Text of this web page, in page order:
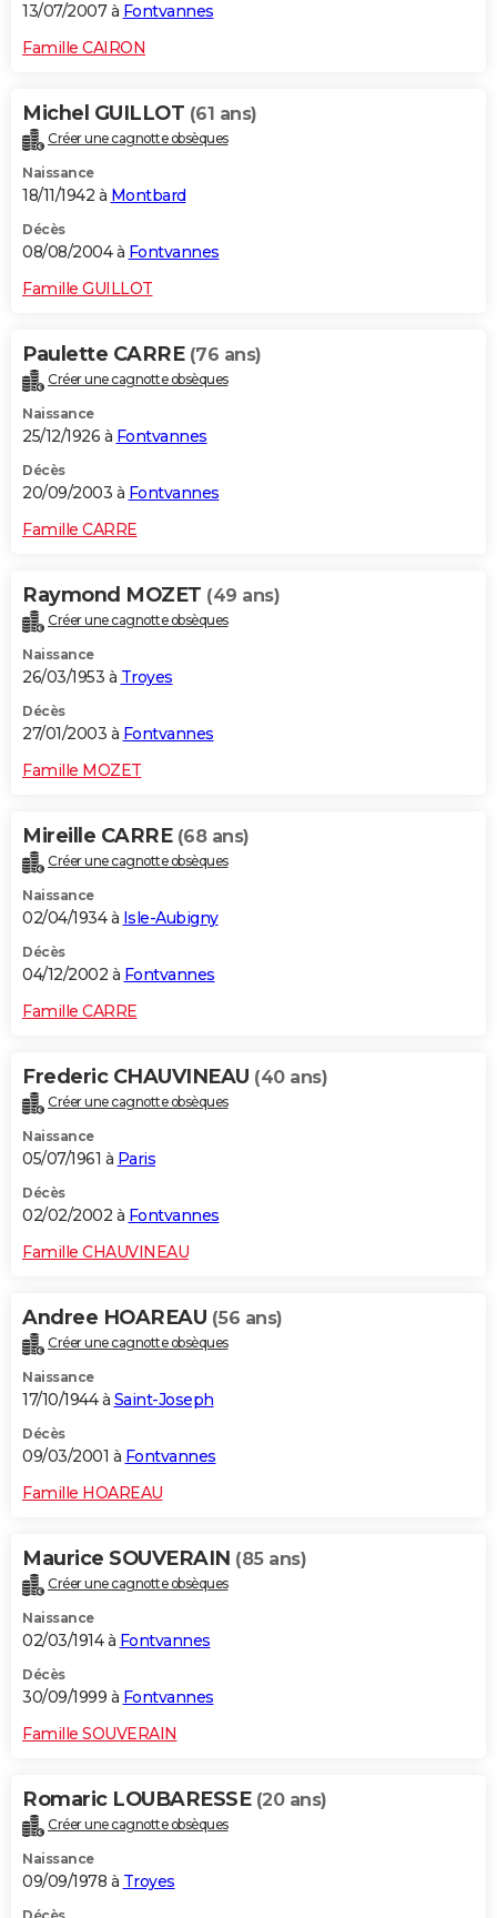
13/07/2007 à Fontvannes
Famille CAIRON
Michel GUILLOT (61 ans)
Créer une cagnotte obsèques
Naissance
18/11/1942 à Montbard
Décès
08/08/2004 à Fontvannes
Famille GUILLOT
Paulette CARRE (76 ans)
Créer une cagnotte obsèques
Naissance
25/12/1926 à Fontvannes
Décès
20/09/2003 à Fontvannes
Famille CARRE
Raymond MOZET (49 ans)
Créer une cagnotte obsèques
Naissance
26/03/1953 à Troyes
Décès
27/01/2003 à Fontvannes
Famille MOZET
Mireille CARRE (68 ans)
Créer une cagnotte obsèques
Naissance
02/04/1934 à Isle-Aubigny
Décès
04/12/2002 à Fontvannes
Famille CARRE
Frederic CHAUVINEAU (40 ans)
Créer une cagnotte obsèques
Naissance
05/07/1961 à Paris
Décès
02/02/2002 à Fontvannes
Famille CHAUVINEAU
Andree HOAREAU (56 ans)
Créer une cagnotte obsèques
Naissance
17/10/1944 à Saint-Joseph
Décès
09/03/2001 à Fontvannes
Famille HOAREAU
Maurice SOUVERAIN (85 ans)
Créer une cagnotte obsèques
Naissance
02/03/1914 à Fontvannes
Décès
30/09/1999 à Fontvannes
Famille SOUVERAIN
Romaric LOUBARESSE (20 ans)
Créer une cagnotte obsèques
Naissance
09/09/1978 à Troyes
Décès